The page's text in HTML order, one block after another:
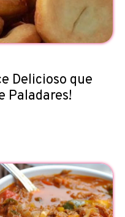
Delicioso que
Paladares!